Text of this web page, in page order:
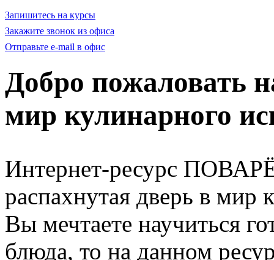
Запишитесь на курсы
Закажите звонок из офиса
Отправьте e-mail в офис
Добро
мир кулинарного
Интернет-ресурс
распахнутая дверь в мир
Вы мечтаете научиться
блюда, то на данном